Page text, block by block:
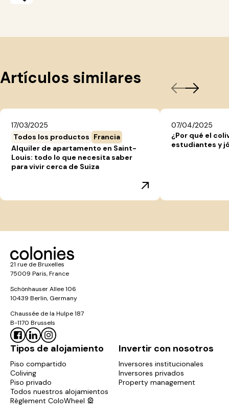
Artículos similares
17/03/2025
Todos los productos Francia
Alquiler de apartamento en Saint-
Louis: todo lo que necesita saber
para vivir cerca de Suiza
07/04/2025
¿Por qué el
estudiantes y
21 rue de Bruxelles
75009 Paris, France
Schönhauser Allee 106
10439 Berlin, Germany
Chaussée de la Hulpe 187
B-1170 Brussels
Tipos de alojamiento
Piso compartido
Coliving
Piso privado
Todos nuestros alojamientos
Règlement ColoWheel 🎡
Invertir con nosotros
Inversores institucionales
Inversores privados
Property management